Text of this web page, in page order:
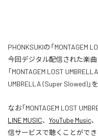
PHONKSUKIの「MONTAGEM
今回デジタル配信された楽曲
「MONTAGEM LOST
UMBRELLA (Super Slowed)」
なお「MONTAGEM LOST
LINE MUSIC、 YouTube Music、
信サービスで聴くことができ